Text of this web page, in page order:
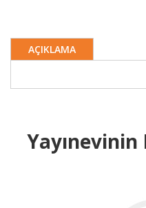
AÇIKLAMA